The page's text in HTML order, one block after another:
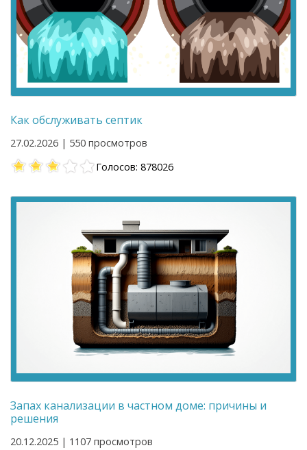
Как обслуживать септик
27.02.2026 | 550 просмотров
Голосов: 878026
Запах канализации в частном доме: причины и
решения
20.12.2025 | 1107 просмотров